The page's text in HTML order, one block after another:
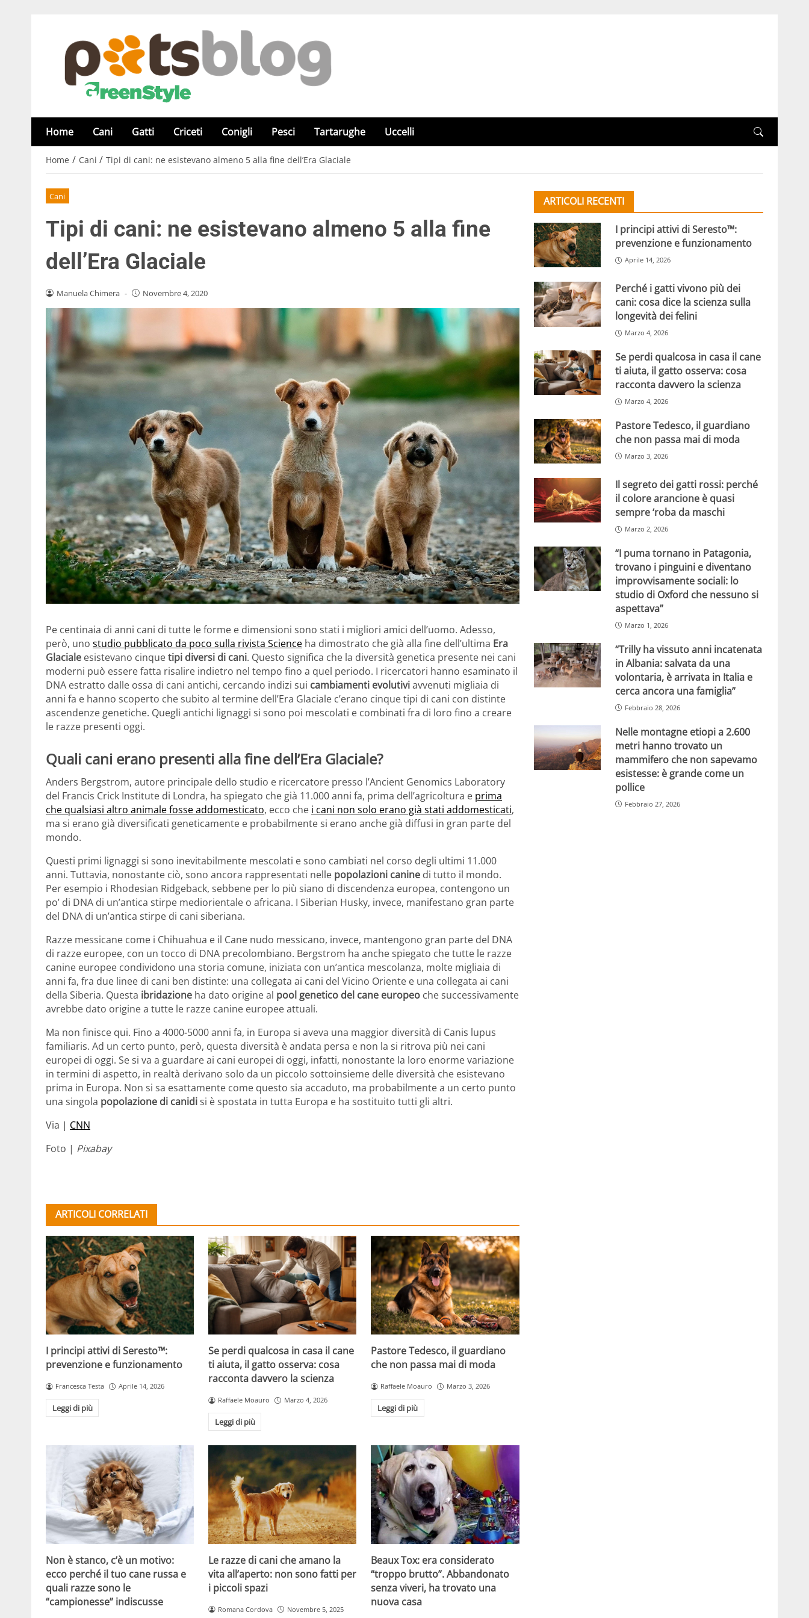
Home Cani Gatti Criceti Conigli Pesci Tartarughe Uccelli
Home / Cani / Tipi di cani: ne esistevano almeno 5 alla fine dell’Era Glaciale
Cani
Tipi di cani: ne esistevano almeno 5 alla fine
dell’Era Glaciale
Manuela Chimera - Novembre 4, 2020
Pe centinaia di anni cani di tutte le forme e dimensioni sono stati i migliori amici dell’uomo. Adesso,
però, uno studio pubblicato da poco sulla rivista Science ha dimostrato che già alla fine dell’ultima Era
Glaciale esistevano cinquetipi diversi di cani. Questo significa che la diversità genetica presente nei cani
moderni può essere fatta risalire indietro nel tempo fino a quel periodo. I ricercatori hanno esaminato il
DNA estratto dalle ossa di cani antichi, cercando indizi sui cambiamenti evolutiviavvenuti migliaia di
anni fa e hanno scoperto che subito al termine dell’Era Glaciale c’erano cinque tipi di cani con distinte
ascendenze genetiche. Quegli antichi lignaggi si sono poi mescolati e combinati fra di loro fino a creare
le razze presenti oggi.
Quali cani erano presenti alla fine dell’Era Glaciale?
Anders Bergstrom, autore principale dello studio e ricercatore presso l’Ancient Genomics Laboratory
del Francis Crick Institute di Londra, ha spiegato che già 11.000 anni fa, prima dell’agricoltura e prima
che qualsiasi altro animale fosse addomesticato, ecco che i cani non solo erano già stati addomesticati,
ma si erano già diversificati geneticamente e probabilmente si erano anche già diffusi in gran parte del
mondo.
Questi primi lignaggi si sono inevitabilmente mescolati e sono cambiati nel corso degli ultimi 11.000
anni. Tuttavia, nonostante ciò, sono ancora rappresentati nelle popolazioni canine di tutto il mondo.
Per esempio i Rhodesian Ridgeback, sebbene per lo più siano di discendenza europea, contengono un
po’ di DNA di un’antica stirpe mediorientale o africana. I Siberian Husky, invece, manifestano gran parte
del DNA di un’antica stirpe di cani siberiana.
Razze messicane come i Chihuahua e il Cane nudo messicano, invece, mantengono gran parte del DNA
di razze europee, con un tocco di DNA precolombiano. Bergstrom ha anche spiegato che tutte le razze
canine europee condividono una storia comune, iniziata con un’antica mescolanza, molte migliaia di
anni fa, fra due linee di cani ben distinte: una collegata ai cani del Vicino Oriente e una collegata ai cani
della Siberia. Questa ibridazione ha dato origine al pool genetico del cane europeo che successivamente
avrebbe dato origine a tutte le razze canine europee attuali.
Ma non finisce qui. Fino a 4000-5000 anni fa, in Europa si aveva una maggior diversità di Canis lupus
familiaris. Ad un certo punto, però, questa diversità è andata persa e non la si ritrova più nei cani
europei di oggi. Se si va a guardare ai cani europei di oggi, infatti, nonostante la loro enorme variazione
in termini di aspetto, in realtà derivano solo da un piccolo sottoinsieme delle diversità che esistevano
prima in Europa. Non si sa esattamente come questo sia accaduto, ma probabilmente a un certo punto
una singola popolazione di canidisi è spostata in tutta Europa e ha sostituito tutti gli altri.
Via | CNN
Foto | Pixabay
ARTICOLI CORRELATI
I principi attivi di Seresto™:
prevenzione e funzionamento
Francesca Testa Aprile 14, 2026
Leggi di più
Se perdi qualcosa in casa il cane
ti aiuta, il gatto osserva: cosa
racconta davvero la scienza
Raffaele Moauro Marzo 4, 2026
Leggi di più
Pastore Tedesco, il guardiano
che non passa mai di moda
Raffaele Moauro Marzo 3, 2026
Leggi di più
Non è stanco, c’è un motivo:
ecco perché il tuo cane russa e
quali razze sono le
“campionesse” indiscusse
Le razze di cani che amano la
vita all’aperto: non sono fatti per
i piccoli spazi
Romana Cordova Novembre 5, 2025
Beaux Tox: era considerato
“troppo brutto”. Abbandonato
senza viveri, ha trovato una
nuova casa
ARTICOLI RECENTI
I principi attivi di Seresto™:
prevenzione e funzionamento
Aprile 14, 2026
Perché i gatti vivono più dei
cani: cosa dice la scienza sulla
longevità dei felini
Marzo 4, 2026
Se perdi qualcosa in casa il cane
ti aiuta, il gatto osserva: cosa
racconta davvero la scienza
Marzo 4, 2026
Pastore Tedesco, il guardiano
che non passa mai di moda
Marzo 3, 2026
Il segreto dei gatti rossi: perché
il colore arancione è quasi
sempre ‘roba da maschi
Marzo 2, 2026
“I puma tornano in Patagonia,
trovano i pinguini e diventano
improvvisamente sociali: lo
studio di Oxford che nessuno si
aspettava”
Marzo 1, 2026
“Trilly ha vissuto anni incatenata
in Albania: salvata da una
volontaria, è arrivata in Italia e
cerca ancora una famiglia”
Febbraio 28, 2026
Nelle montagne etiopi a 2.600
metri hanno trovato un
mammifero che non sapevamo
esistesse: è grande come un
pollice
Febbraio 27, 2026